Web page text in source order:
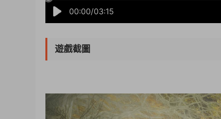
00:00/03:15
遊戲截圖